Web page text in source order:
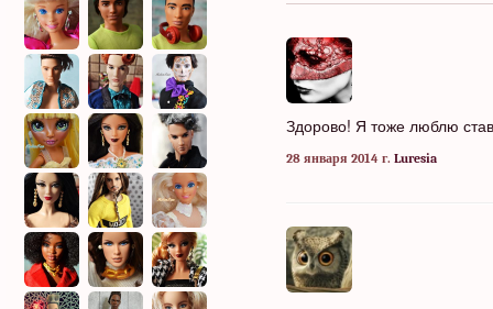
Здорово! Я тоже люблю
28 января 2014 г. Luresia